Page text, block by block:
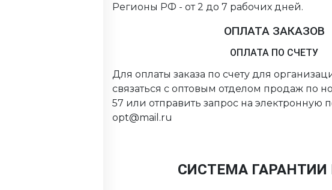
Регионы РФ - от 2 до 7 рабочих дней.
ОПЛАТА ЗАКАЗОВ
ОПЛАТА ПО СЧЕТУ
Для оплаты заказа по счету для
связаться с оптовым отделом продаж по
57 или отправить запрос на электронную
opt@mail.ru
СИСТЕМА ГАРАНТИИ